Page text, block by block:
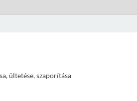
ültetése, szaporítása